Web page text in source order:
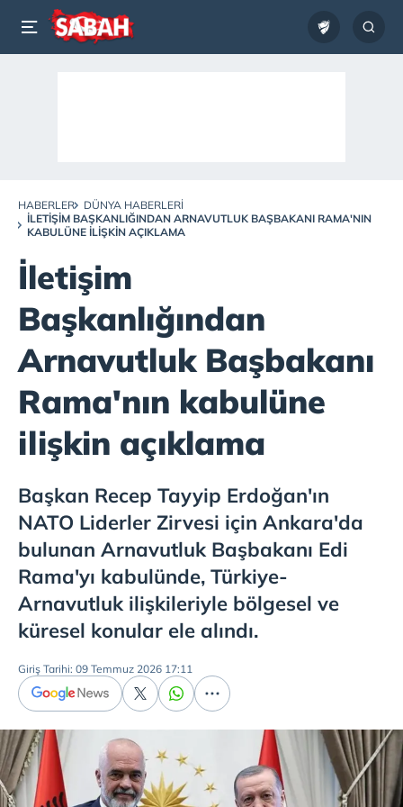
HABERLER
DÜNYA HABERLERI
İLETIŞIM BAŞKANLIĞINDAN ARNAVUTLUK BAŞBAKANI RAMA'NIN
KABULÜNE ILIŞKIN AÇIKLAMA
İletişim
Başkanlığından
Arnavutluk Başbakanı
Rama'nın kabulüne
ilişkin açıklama
Başkan Recep Tayyip Erdoğan'ın
NATO Liderler Zirvesi için Ankara'da
bulunan Arnavutluk Başbakanı Edi
Rama'yı kabulünde, Türkiye-
Arnavutluk ilişkileriyle bölgesel ve
küresel konular ele alındı.
Giriş Tarihi: 09 Temmuz 2026 17:11